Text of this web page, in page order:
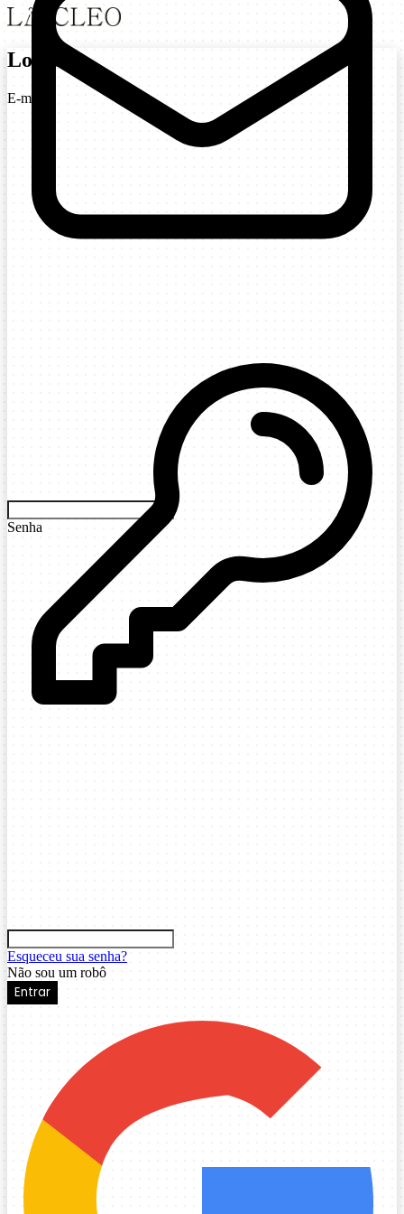
Login
E-mail
Senha
Esqueceu sua senha?
Não sou um robô
Entrar